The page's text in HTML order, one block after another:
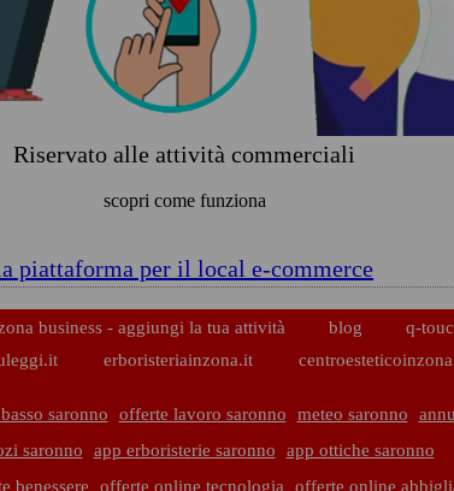
Riservato alle attività commerciali
scopri come funziona
piattaforma per il local e-commerce
business - aggiungi la tua attività blog
q-
erboristeriainzona.it
saronno offerte lavoro saronno meteo saronno
saronno
app erboristerie saronno
app ottiche saronno
benessere
offerte online tecnologia offerte online